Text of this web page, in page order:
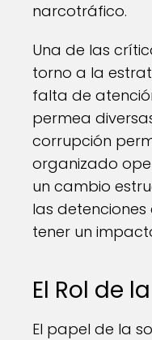
narcotráfico.
Una de las
torno a la
falta de
permea
corrupción
organizado
un cambio
las
tener un
El Rol de
El papel de la